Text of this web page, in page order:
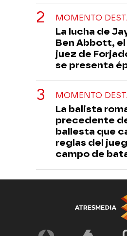
MOMENTO
La lucha de
Ben Abbott,
juez de
se presenta
MOMENTO
La balista
precedente
ballesta que
reglas del
campo de